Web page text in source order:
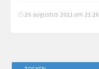
29 augustus 2011 om 21:26